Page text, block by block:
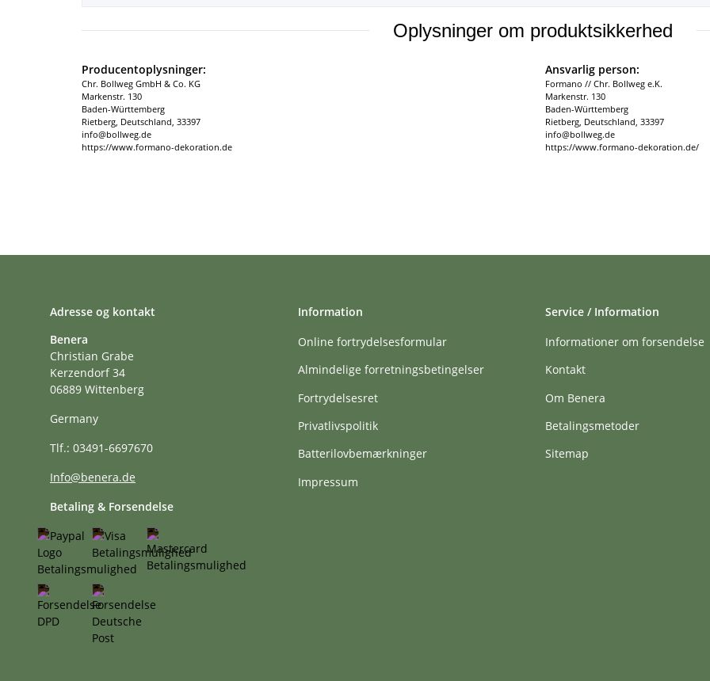
Oplysninger om produktsikkerhed
Producentoplysninger:
Chr. Bollweg GmbH & Co. KG
Markenstr. 130
Baden-Württemberg
Rietberg, Deutschland, 33397
info@bollweg.de
https://www.formano-dekoration.de
Ansvarlig person:
Formano // Chr. Bollweg e.K.
Markenstr. 130
Baden-Württemberg
Rietberg, Deutschland, 33397
info@bollweg.de
https://www.formano-dekoration.de/
Adresse og kontakt
Benera
Christian Grabe
Kerzendorf 34
06889 Wittenberg
Germany
Tlf.: 03491-6697670
Info@benera.de
Betaling & Forsendelse
Information
Online fortrydelsesformular
Almindelige forretningsbetingelser
Fortrydelsesret
Privatlivspolitik
Batterilovbemærkninger
Impressum
Service / Information
Informationer om forsendelse
Kontakt
Om Benera
Betalingsmetoder
Sitemap